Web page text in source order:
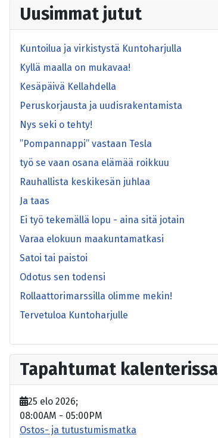
Uusimmat jutut
Kuntoilua ja virkistystä Kuntoharjulla
Kyllä maalla on mukavaa!
Kesäpäivä Kellahdella
Peruskorjausta ja uudisrakentamista
Nys seki o tehty!
”Pompannappi” vastaan Tesla
työ se vaan osana elämää roikkuu
Rauhallista keskikesän juhlaa
Ja taas
Ei työ tekemällä lopu - aina sitä jotain
Varaa elokuun maakuntamatkasi
Satoi tai paistoi
Odotus sen todensi
Rollaattorimarssilla olimme mekin!
Tervetuloa Kuntoharjulle
Tapahtumat kalenterissa
25 elo 2026;
08:00AM - 05:00PM
Ostos- ja tutustumismatka